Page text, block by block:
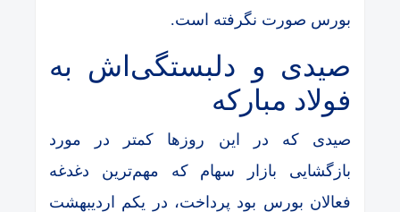
بورس صورت نگرفته است.
صیدی و دلبستگی‌اش به
فولاد مبارکه
صیدی که در این روز‌ها کمتر در مورد
بازگشایی بازار سهام که مهم‌ترین دغدغه
فعالان بورس بود پرداخت، در یکم اردیبهشت